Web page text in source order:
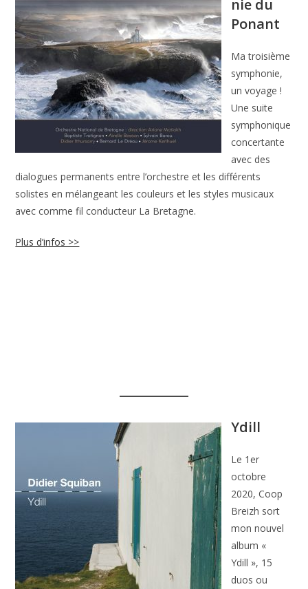
nie du
Ponant
Ma troisième
symphonie,
un voyage !
Une suite
symphonique
concertante
avec des
dialogues permanents entre l’orchestre et les différents
solistes en mélangeant les couleurs et les styles musicaux
avec comme fil conducteur La Bretagne.
Plus d’infos >>
Ydill
Le 1er
octobre
2020, Coop
Breizh sort
mon nouvel
album «
Ydill », 15
duos ou